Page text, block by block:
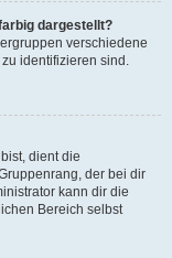
dargestellt?
verschiedene
identifizieren sind.
dient die
der bei dir
kann dir die
Bereich selbst